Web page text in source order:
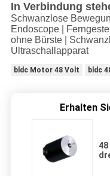
In Verbindung
Schwanzlose
Endoscope |
ohne Bürste |
Ultraschallapparat
bldc Motor 48 Volt bldc
Erhalten